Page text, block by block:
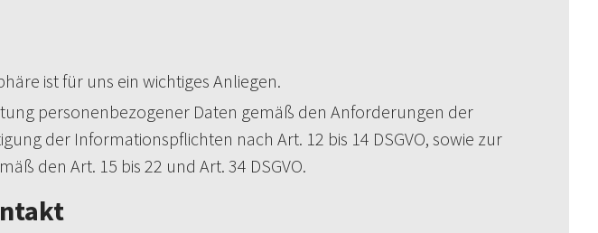
ist für uns ein wichtiges Anliegen.
personenbezogener Daten gemäß den Anforderungen der
der Informationspflichten nach Art. 12 bis 14 DSGVO, sowie zur
den Art. 15 bis 22 und Art. 34 DSGVO.